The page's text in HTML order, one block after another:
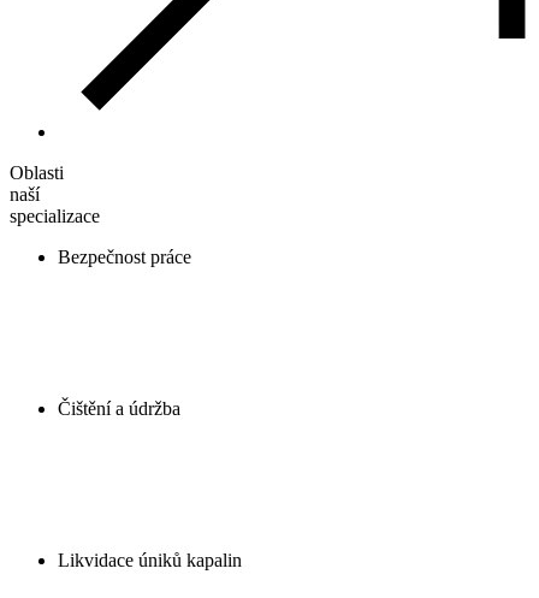
Oblasti
naší
specializace
Bezpečnost práce
Čištění a údržba
Likvidace úniků kapalin